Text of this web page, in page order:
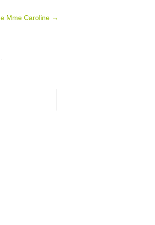
Mme Caroline →
.